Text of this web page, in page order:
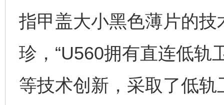
指甲盖大小黑色薄片的
珍，“U560拥有直连低轨
等技术创新，采取了低